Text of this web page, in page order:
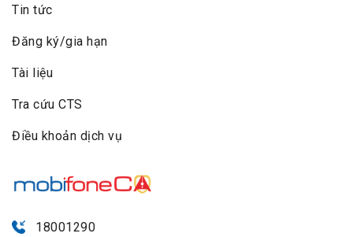
Tin tức
Đăng ký/gia hạn
Tài liệu
Tra cứu CTS
Điều khoản dịch vụ
18001290